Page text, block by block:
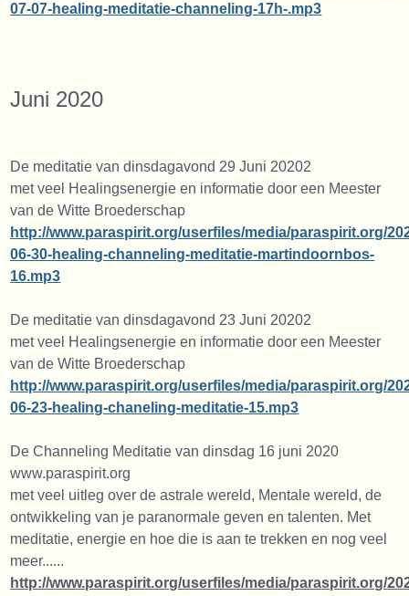
07-07-healing-meditatie-channeling-17h-.mp3
Juni 2020
De meditatie van dinsdagavond 29 Juni 20202
met veel Healingsenergie en informatie door een Meester
van de Witte Broederschap
http://www.paraspirit.org/userfiles/media/paraspirit.org/
06-30-healing-channeling-meditatie-martindoornbos-
16.mp3
De meditatie van dinsdagavond 23 Juni 20202
met veel Healingsenergie en informatie door een Meester
van de Witte Broederschap
http://www.paraspirit.org/userfiles/media/paraspirit.org/
06-23-healing-chaneling-meditatie-15.mp3
De Channeling Meditatie van dinsdag 16 juni 2020
www.paraspirit.org
met veel uitleg over de astrale wereld, Mentale wereld, de
ontwikkeling van je paranormale geven en talenten. Met
meditatie, energie en hoe die is aan te trekken en nog veel
meer......
http://www.paraspirit.org/userfiles/media/paraspirit.org/